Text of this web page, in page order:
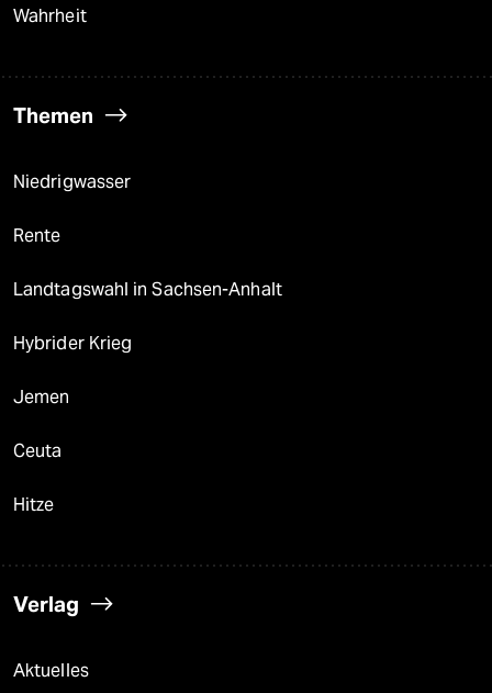
Wahrheit
Themen
Niedrigwasser
Rente
Landtagswahl in Sachsen-Anhalt
Hybrider Krieg
Jemen
Ceuta
Hitze
Verlag
Aktuelles